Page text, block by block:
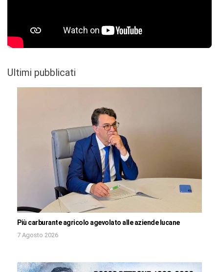
Ultimi pubblicati
Più carburante agricolo agevolato alle aziende lucane
7 Agosto 2026